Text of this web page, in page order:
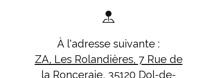
À l'adresse suivante :
ZA, Les Rolandières, 7 Rue de
la Ronceraie, 35120 Dol-de-